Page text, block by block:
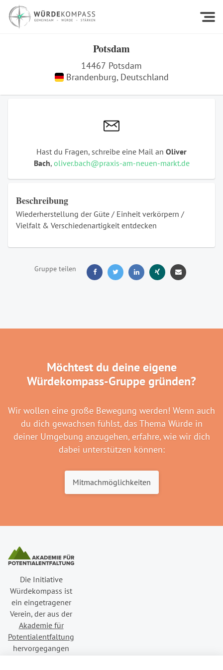
Potsdam
14467 Potsdam
Brandenburg, Deutschland
Hast du Fragen, schreibe eine Mail an Oliver
Bach, oliver.bach@praxis-am-neuen-markt.de
Beschreibung
Wiederherstellung der Güte / Einheit verkörpern /
Vielfalt & Verschiedenartigkeit entdecken
Gruppe teilen     
Möchtest du deine eigene
Würdekompass-Gruppe gründen?
Wir wollen eine große Bewegung werden! Wenn auch
du dich gewachsen fühlst, das Thema Würde in
deiner Umgebung anzugehen, erfahre, wie wir dich
dabei unterstützen können:
Mitmachmöglichkeiten
Die Initiative
Würdekompass ist
ein eingetragener
Verein, der aus der
Akademie für
Potentialentfaltung
hervorgegangen